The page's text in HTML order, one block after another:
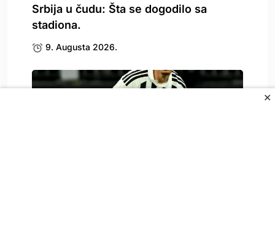
✕
Srbija u čudu: Šta se dogodilo sa
stadiona.
9. Augusta 2026.